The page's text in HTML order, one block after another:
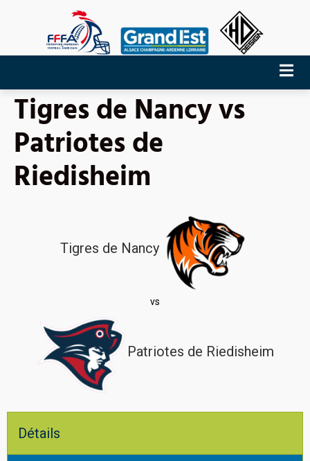
Tigres de Nancy vs
Patriotes de
Riedisheim
Tigres de Nancy
vs
Patriotes de Riedisheim
Détails